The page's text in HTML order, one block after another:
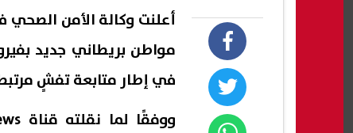
أعلنت وكالة الأمن الصحي
مواطن بريطاني جديد
في إطار متابعة تفشٍ